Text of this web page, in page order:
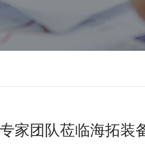
家团队莅临海拓